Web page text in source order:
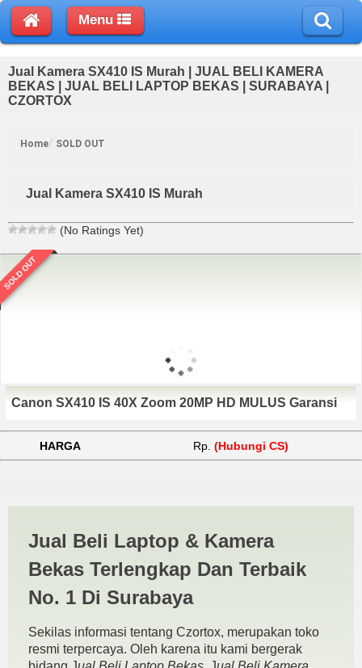
Menu
Jual Kamera SX410 IS Murah | JUAL BELI KAMERA
BEKAS | JUAL BELI LAPTOP BEKAS | SURABAYA |
CZORTOX
Home SOLD OUT
Jual Kamera SX410 IS Murah
(No Ratings Yet)
SOLD OUT
Canon SX410 IS 40X Zoom 20MP HD MULUS Garansi
HARGA Rp. (Hubungi CS)
| JUAL BELI KAMERA
BEKAS | JUAL BELI LAPTOP
BEKAS | SURABAYA
Jual Beli Laptop & Kamera
Bekas Terlengkap Dan Terbaik
No. 1 Di Surabaya
Sekilas informasi tentang Czortox, merupakan toko
resmi terpercaya. Oleh karena itu kami bergerak